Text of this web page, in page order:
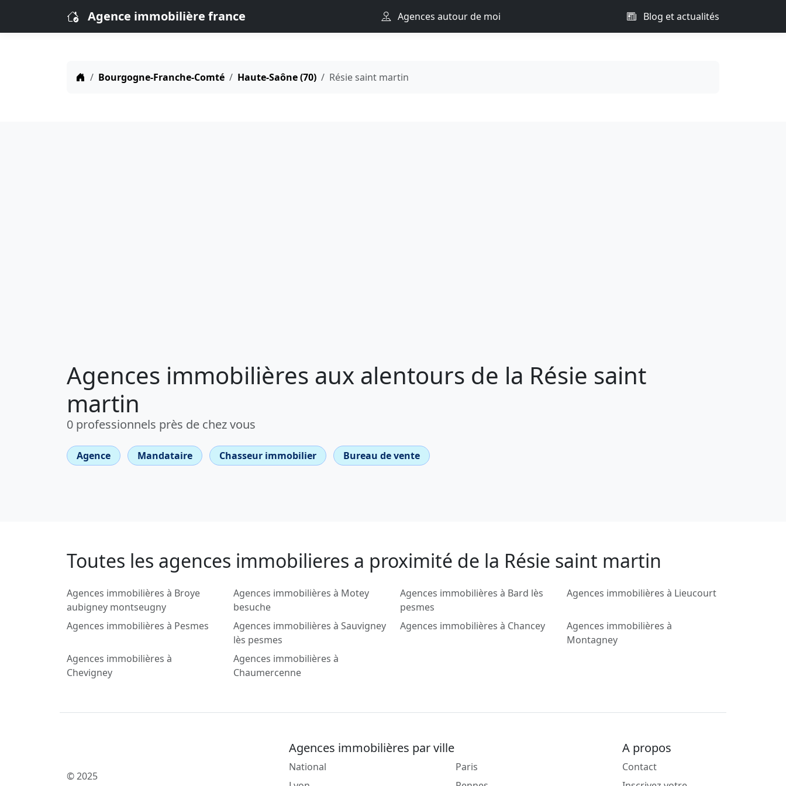
Agence immobilière france Agences autour de moi Blog et actualités
Bourgogne-Franche-Comté Haute-Saône (70) Résie saint martin
Agences immobilières aux alentours de la Résie saint
martin
0 professionnels près de chez vous
Agence Mandataire Chasseur immobilier Bureau de vente
Toutes les agences immobilieres a proximité de la Résie saint martin
Agences immobilières à Broye
aubigney montseugny
Agences immobilières à Motey
besuche
Agences immobilières à Bard lès
pesmes
Agences immobilières à Lieucourt
Agences immobilières à Pesmes
Agences immobilières à Sauvigney
lès pesmes
Agences immobilières à Chancey
Agences immobilières à
Montagney
Agences immobilières à
Chevigney
Agences immobilières à
Chaumercenne
© 2025
Agences immobilières par ville
National
Paris
A propos
Contact